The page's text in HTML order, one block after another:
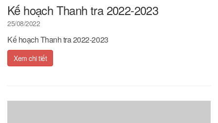
Kế hoạch Thanh tra 2022-2023
25/08/2022
Kế hoạch Thanh tra 2022-2023
Xem chi tiết